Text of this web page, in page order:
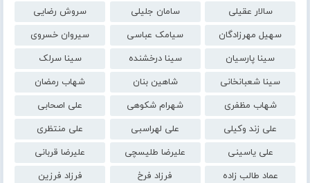
سالار عقیلی
سامان جلیلی
سروش رضایی
سهیل مهرزادگان
سیامک عباسی
سیروان خسروی
سینا پارسیان
سینا درخشنده
سینا سرلک
سینا شعبانخانی
شاهین بنان
شهاب رمضان
شهاب مظفری
شهرام شکوهی
علی اصحابی
علی زند وکیلی
علی لهراسبی
علی منتظری
علی یاسینی
علیرضا طلیسچی
علیرضا قربانی
عماد طالب زاده
فرزاد فرخ
فرزاد فرزین